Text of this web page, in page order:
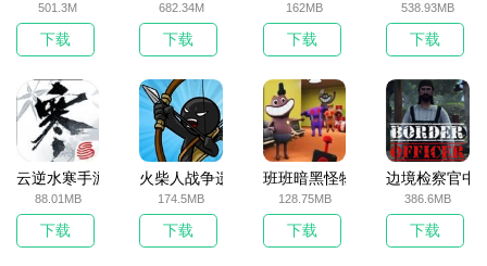
501.3M
下载
682.34M
下载
162MB
下载
538.93MB
下载
云逆水寒手游
88.01MB
下载
火柴人战争遗产无敌版
174.5MB
下载
班班暗黑怪物生存挑战5
128.75MB
下载
边境检察官中
386.6MB
下载